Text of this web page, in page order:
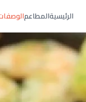
الرئيسيةالمطاعم